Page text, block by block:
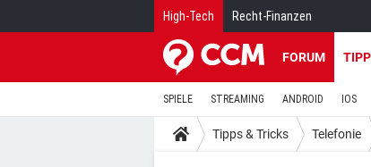
High-Tech Recht-Finanzen
FORUM
SPIELE STREAMING ANDROID IOS
Tipps & Tricks Telefonie